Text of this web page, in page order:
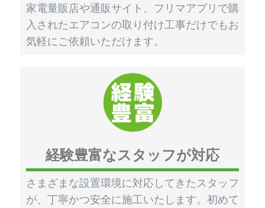
家電量販店や通販サイト、フリマアプリで購
入されたエアコンの取り付け工事だけでもお
気軽にご依頼いただけます。
経験豊富なスタッフが対応
さまざまな設置環境に対応してきたスタッフ
が、丁寧かつ安全に施工いたします。初めて